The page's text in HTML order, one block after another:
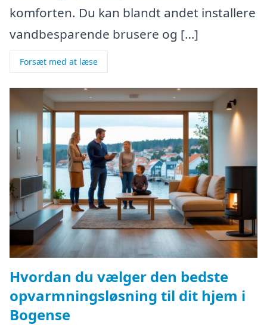
komforten. Du kan blandt andet installere
vandbesparende brusere og […]
Forsæt med at læse
Hvordan du vælger den bedste
opvarmningsløsning til dit hjem i
Bogense